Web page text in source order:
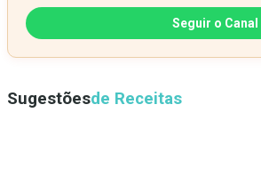
Seguir o Canal
Sugestõesde Receitas